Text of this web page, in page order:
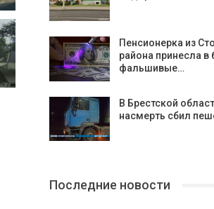
Пенсионерка из
района принесла в
фальшивые…
В Брестской
насмерть сбил
Последние новости